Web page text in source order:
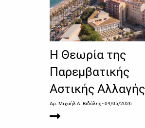
Η Θεωρία της
Παρεμβατικής
Αστικής Αλλαγής
Δρ. Μιχαήλ Α. Βιδάλης- 04/05/2026